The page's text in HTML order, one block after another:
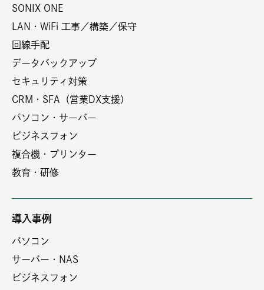
SONIX ONE
LAN・WiFi 工事／構築／保守
回線手配
データバックアップ
セキュリティ対策
CRM・SFA（営業DX支援）
パソコン・サーバー
ビジネスフォン
複合機・プリンター
教育・研修
導入事例
パソコン
サーバー・NAS
ビジネスフォン